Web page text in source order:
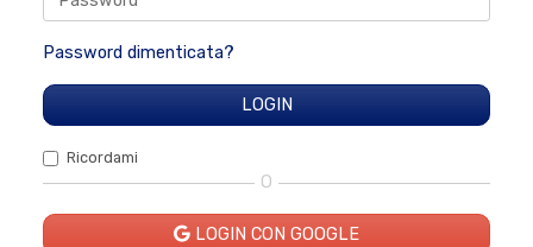
Password dimenticata?
Ricordami
O
LOGIN CON GOOGLE